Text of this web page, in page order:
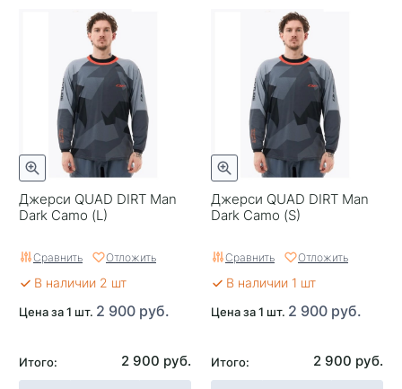
Джерси QUAD DIRT Man
Dark Camo (L)
Сравнить Отложить
В наличии 2 шт
Цена за 1 шт. 2 900 руб.
Итого: 2 900 руб.
Джерси QUAD DIRT Man
Dark Camo (S)
Сравнить Отложить
В наличии 1 шт
Цена за 1 шт. 2 900 руб.
Итого: 2 900 руб.